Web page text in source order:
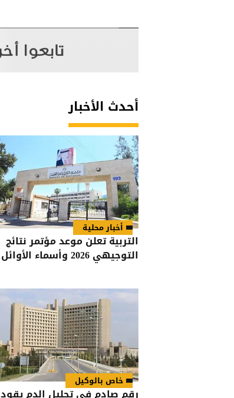
أحدث الأخبار
أخبار محلية
التربية تعلن موعد مؤتمر نتائج
التوجيهي 2026 وأسماء الأوائل
خاص بالوكيل